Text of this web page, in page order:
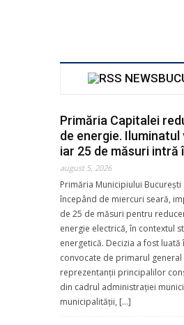
Primăria Capitalei
de energie.
iar 25 de măsuri intră
august 5, 2026
Primăria Municipiului București
începând de miercuri seară,
de 25 de măsuri pentru
energie electrică, în contextul
energetică. Decizia a fost
convocate de primarul general
reprezentanții principalilor
din cadrul administrației
municipalității, […]